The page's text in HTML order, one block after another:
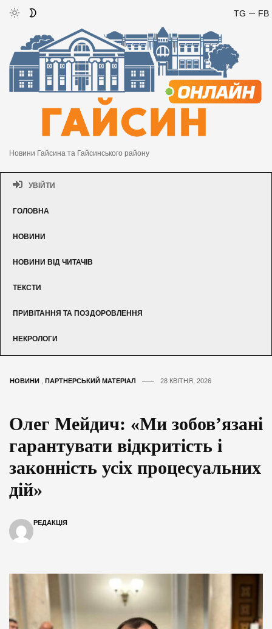
FB
TG
Новини Гайсина та Гайсинського району
УВІЙТИ
ГОЛОВНА
НОВИНИ
НОВИНИ ВІД ЧИТАЧІВ
ТЕКСТИ
ПРИВІТАННЯ ТА ПОЗДОРОВЛЕННЯ
НЕКРОЛОГИ
НОВИНИ ПАРТНЕРСЬКИЙ МАТЕРІАЛ 28 КВІТНЯ, 2026
Олег Мейдич: «Ми зобов’язані
гарантувати відкритість і
законність усіх процесуальних
дій»
РЕДАКЦІЯ